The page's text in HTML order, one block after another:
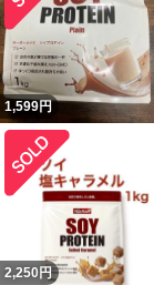
1,599円
2,250 円